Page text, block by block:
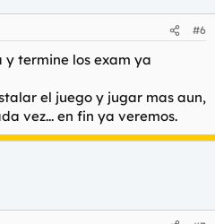
#6
y termine los exam ya
el juego y jugar mas aun,
vez... en fin ya veremos.